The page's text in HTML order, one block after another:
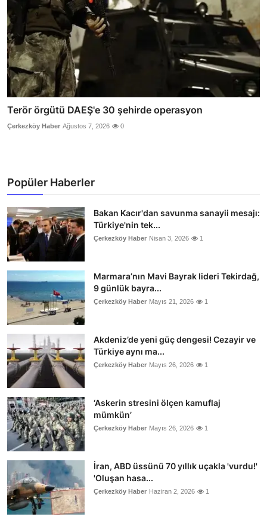
Terör örgütü DAEŞ'e 30 şehirde operasyon
Çerkezköy Haber Ağustos 7, 2026 0
Popüler Haberler
Bakan Kacır'dan savunma sanayii mesajı:
Türkiye'nin tek...
Çerkezköy Haber Nisan 3, 2026 1
Marmara’nın Mavi Bayrak lideri Tekirdağ,
9 günlük bayra...
Çerkezköy Haber Mayıs 21, 2026 1
Akdeniz’de yeni güç dengesi! Cezayir ve
Türkiye aynı ma...
Çerkezköy Haber Mayıs 26, 2026 1
‘Askerin stresini ölçen kamuflaj
mümkün’
Çerkezköy Haber Mayıs 26, 2026 1
İran, ABD üssünü 70 yıllık uçakla 'vurdu!'
'Oluşan hasa...
Çerkezköy Haber Haziran 2, 2026 1